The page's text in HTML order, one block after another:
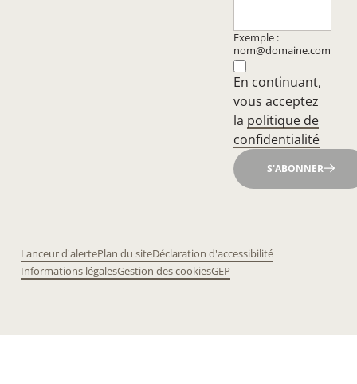
Exemple :
nom@domaine.com
En continuant,
vous acceptez
la politique de
confidentialité
S'ABONNER
Lanceur d'alertePlan du siteDéclaration d'accessibilité
Informations légalesGestion des cookiesGEP